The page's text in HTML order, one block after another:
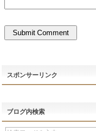
スポンサーリンク
ブログ内検索